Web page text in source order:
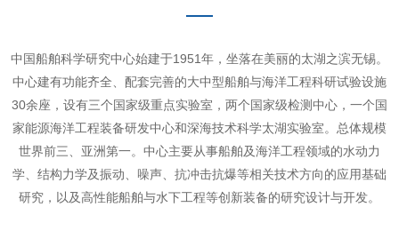
中国船舶科学研究中心始建于1951年，坐落在美丽的太湖之滨无锡。
中心建有功能齐全、配套完善的大中型船舶与海洋工程科研试验设施
30余座，设有三个国家级重点实验室，两个国家级检测中心，一个国
家能源海洋工程装备研发中心和深海技术科学太湖实验室。总体规模
世界前三、亚洲第一。中心主要从事船舶及海洋工程领域的水动力
学、结构力学及振动、噪声、抗冲击抗爆等相关技术方向的应用基础
研究，以及高性能船舶与水下工程等创新装备的研究设计与开发。